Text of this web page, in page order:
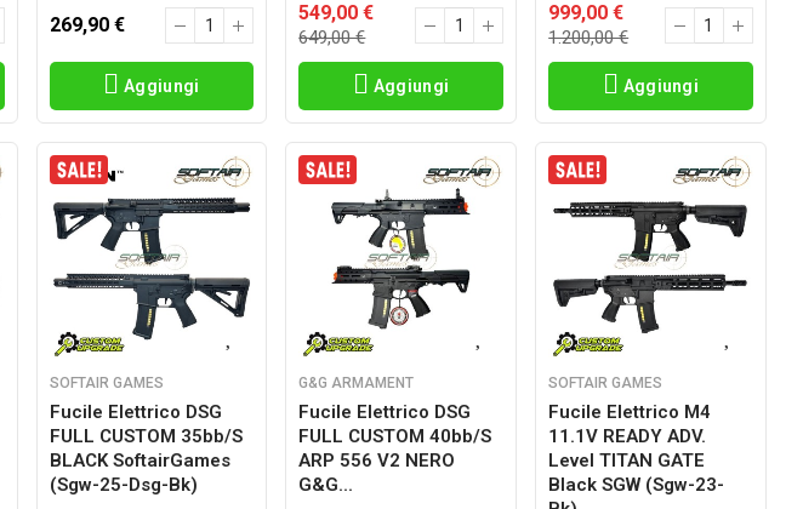
269,90 €
Aggiungi
549,00 €
649,00 €
Aggiungi
999,00 €
1.200,00 €
Aggiungi
SOFTAIR GAMES
Fucile Elettrico DSG
FULL CUSTOM 35bb/s
BLACK SoftairGames
(sgw-25-Dsg-Bk)
G&G ARMAMENT
Fucile Elettrico DSG
FULL CUSTOM 40bb/s
ARP 556 V2 NERO
G&G...
SOFTAIR GAMES
Fucile Elettrico M4
11.1V READY ADV.
Level TITAN GATE
Black SGW (sgw-23-